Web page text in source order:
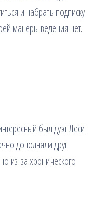
и набрать подписку
манеры ведения нет.
был дуэт Леси
дополняли друг
из-за хронического